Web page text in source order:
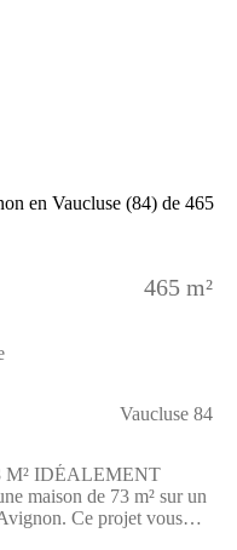
(tél : (Numéro
sur la maison ou sur les
465 m²
Vaucluse 84
M² IDÉALEMENT
maison de 73 m² sur un
Ce projet vous